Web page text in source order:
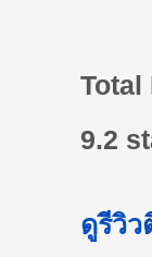
Total
9.2
ดูรีวิว